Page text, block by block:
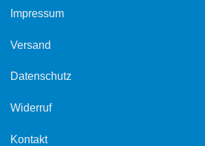
Impressum
Versand
Datenschutz
Widerruf
Kontakt